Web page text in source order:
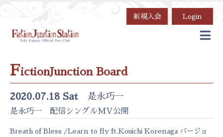
新規入会 Login
FictionJunction Board
2020.07.18 Sat 是永巧一
是永巧一 配信シングルMV公開
Breath of Bless /Learn to fly ft.Kouichi Korenaga バージョ